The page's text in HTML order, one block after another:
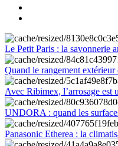
Le Petit Paris : la savonnerie
Quand le rangement
Avec Ribimex, l’arrosage est
UNDORA : quand les
Panasonic Etherea : la